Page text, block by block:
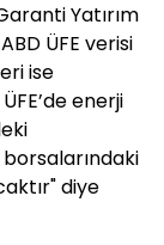
Yatırım
ÜFE verisi
ise
enerji
diye